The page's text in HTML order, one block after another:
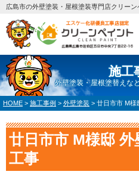
広島市の外壁塗装・屋根塗装専門店クリーン
施工
外壁塗装・屋根塗替えな
HOME > 施工事例 > 外壁塗装 > 廿日市市 M様
廿日市市 M様邸
工事